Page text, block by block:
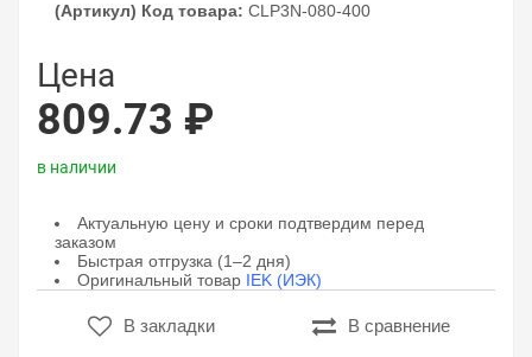
(Артикул) Код товара: CLP3N-080-400
Цена
809.73 ₽
в наличии
Актуальную цену и сроки подтвердим перед
заказом
Быстрая отгрузка (1–2 дня)
Оригинальный товар IEK (ИЭК)
В закладки В сравнение